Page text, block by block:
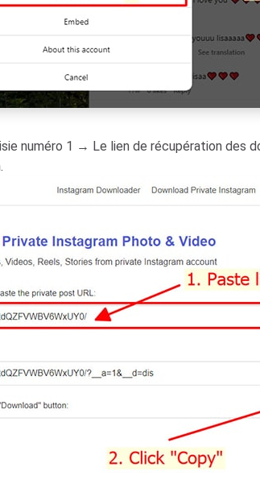
numéro 1 → Le lien de récupération des